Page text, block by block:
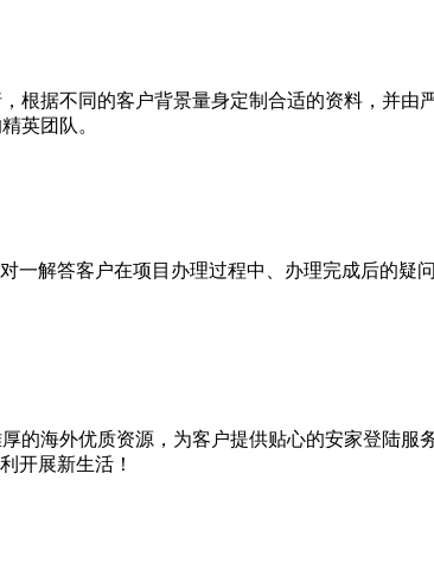
根据不同的客户背景量身定制合适的资料，并由
英团队。
一解答客户在项目办理过程中、办理完成后的疑
的海外优质资源，为客户提供贴心的安家登陆服
开展新生活！